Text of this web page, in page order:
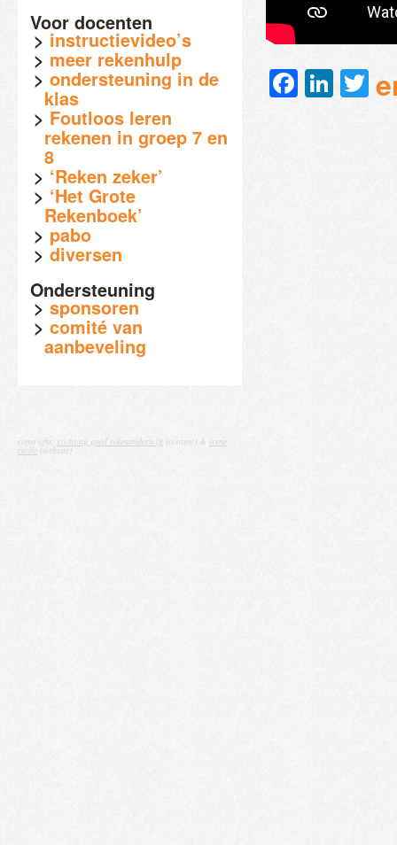
Voor docenten
instructievideo’s
meer rekenhulp
ondersteuning in de
klas
Foutloos leren
rekenen in groep 7 en
8
‘Reken zeker’
‘Het Grote
Rekenboek’
pabo
diversen
Ondersteuning
sponsoren
comité van
aanbeveling
copyright: stichting goed rekenonderwijs (content) & irene
cecile (website)